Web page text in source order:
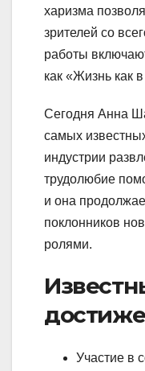
харизма
зрителей со
работы
как «Жизнь как
Сегодня Анна
самых
индустрии
трудолюбие
и она
поклонников
ролями.
Участие в